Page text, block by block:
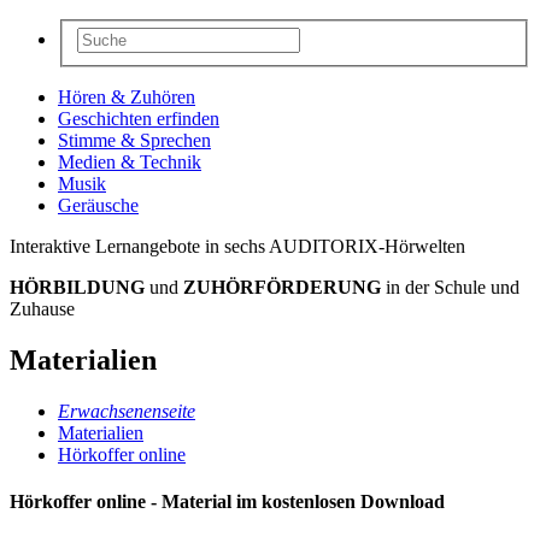
Hören & Zuhören
Geschichten erfinden
Stimme & Sprechen
Medien & Technik
Musik
Geräusche
Interaktive Lernangebote in sechs AUDITORIX-Hörwelten
HÖRBILDUNG und ZUHÖRFÖRDERUNG in der Schule und
Zuhause
Materialien
Erwachsenenseite
Materialien
Hörkoffer online
Hörkoffer online - Material im kostenlosen Download